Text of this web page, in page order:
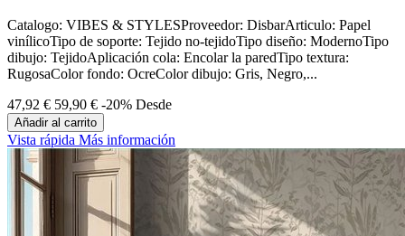
Catalogo: VIBES & STYLESProveedor: DisbarArticulo: Papel
vinílicoTipo de soporte: Tejido no-tejidoTipo diseño: ModernoTipo
dibujo: TejidoAplicación cola: Encolar la paredTipo textura:
RugosaColor fondo: OcreColor dibujo: Gris, Negro,...
47,92 € 59,90 € -20% Desde
Añadir al carrito
Vista rápida Más información